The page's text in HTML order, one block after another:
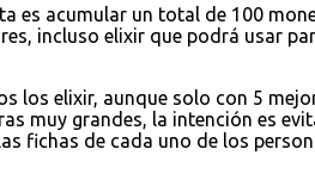
es acumular un total de 100
incluso elixir que podrá usar
los elixir, aunque solo con 5
muy grandes, la intención es
fichas de cada uno de los